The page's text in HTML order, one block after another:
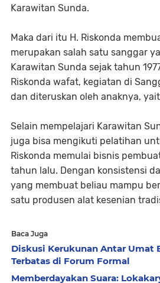
Karawitan Sunda.
Maka dari itu H. Riskonda
merupakan salah satu sanggar
Karawitan Sunda sejak tahun
Riskonda wafat, kegiatan di
dan diteruskan oleh anaknya,
Selain mempelajari Karawitan
juga bisa mengikuti pelatihan
Riskonda memulai bisnis
tahun lalu. Dengan konsistensi
yang membuat beliau mampu
satu produsen alat kesenian
Baca Juga
Diskusi Kerukunan Antar Umat
Terbatas di Forum Formal
Memberdayakan Suara: